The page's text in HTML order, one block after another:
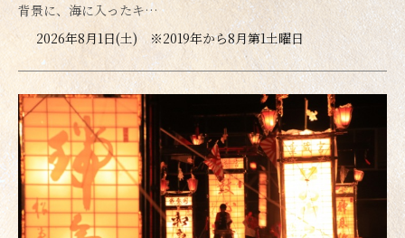
背景に、海に入ったキ…
2026年8月1日(土) ※2019年から8月第1土曜日